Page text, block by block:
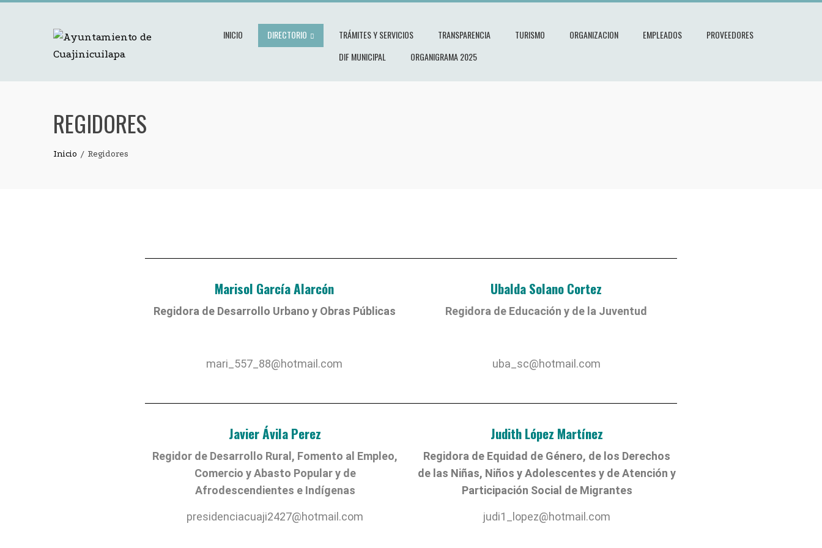
INICIO DIRECTORIO TRÁMITES Y SERVICIOS TRANSPARENCIA TURISMO ORGANIZACION EMPLEADOS
PROVEEDORES
DIF MUNICIPAL
ORGANIGRAMA 2025
REGIDORES
Inicio Regidores
Marisol García Alarcón
Regidora de Desarrollo Urbano y Obras Públicas
mari_557_88@hotmail.com
Ubalda Solano Cortez
Regidora de Educación y de la Juventud
uba_sc@hotmail.com
Javier Ávila Perez
Regidor de Desarrollo Rural, Fomento al Empleo,
Comercio y Abasto Popular y de
Afrodescendientes e Indígenas
presidenciacuaji2427@hotmail.com
Judith López Martínez
Regidora de Equidad de Género, de los Derechos
de las Niñas, Niños y Adolescentes y de Atención y
Participación Social de Migrantes
judi1_lopez@hotmail.com